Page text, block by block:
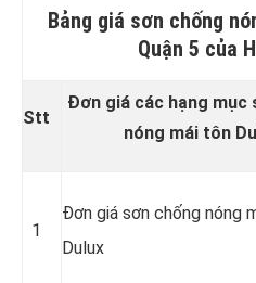
Bảng giá sơn chống
Quận 5 của
Stt
Đơn giá các hạng mục
nóng mái tôn
1
Đơn giá sơn chống nóng
Dulux